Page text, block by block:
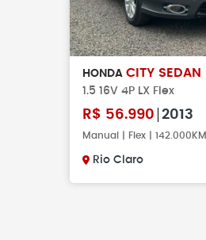
HONDA CITY SEDAN
1.5 16V 4P LX Flex
R$ 56.990 2013
Manual | Flex | 142.000KM
Rio Claro